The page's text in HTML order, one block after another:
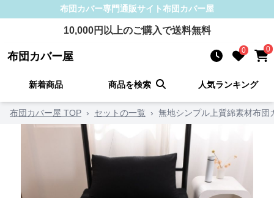
布団カバー専門通販サイト布団カバー屋
10,000円以上のご購入で送料無料
布団カバー屋 0 0
新着商品 商品を検索 人気ランキング
布団カバー屋 TOP › セットの一覧 › 無地シンプル上質綿素材布団